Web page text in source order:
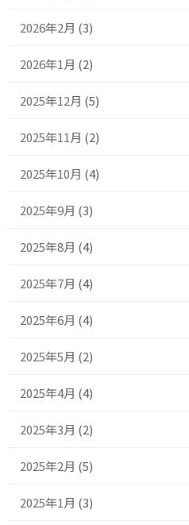
2026年2月 (3)
2026年1月 (2)
2025年12月 (5)
2025年11月 (2)
2025年10月 (4)
2025年9月 (3)
2025年8月 (4)
2025年7月 (4)
2025年6月 (4)
2025年5月 (2)
2025年4月 (4)
2025年3月 (2)
2025年2月 (5)
2025年1月 (3)